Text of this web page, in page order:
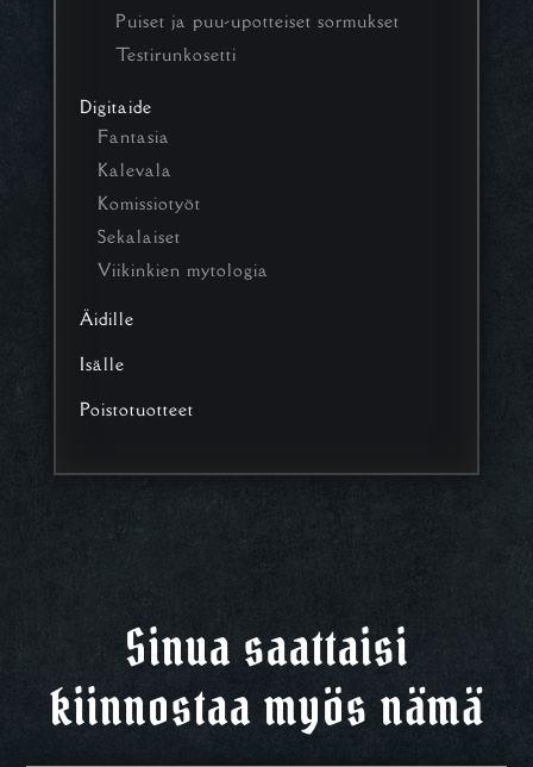
Puiset ja puu-upotteiset sormukset
Testirunkosetti
Digitaide
Fantasia
Kalevala
Komissiotyöt
Sekalaiset
Viikinkien mytologia
Äidille
Isälle
Poistotuotteet
Sinua saattaisi
kiinnostaa myös nämä